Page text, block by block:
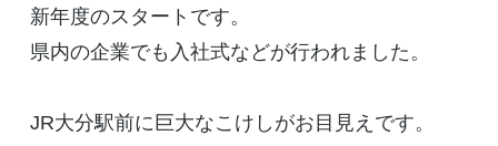
新年度のスタートです。
県内の企業でも入社式などが行われました。
JR大分駅前に巨大なこけしがお目見えです。